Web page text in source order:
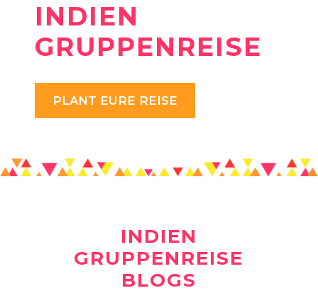
INDIEN
GRUPPENREISE
PLANT EURE REISE
INDIEN
GRUPPENREISE
BLOGS